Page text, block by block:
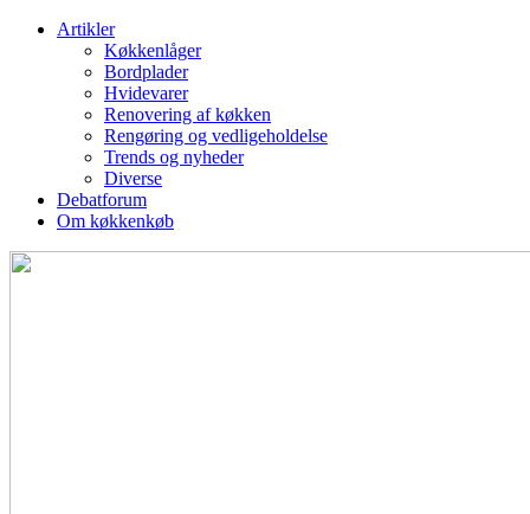
Artikler
Køkkenlåger
Bordplader
Hvidevarer
Renovering af køkken
Rengøring og vedligeholdelse
Trends og nyheder
Diverse
Debatforum
Om køkkenkøb